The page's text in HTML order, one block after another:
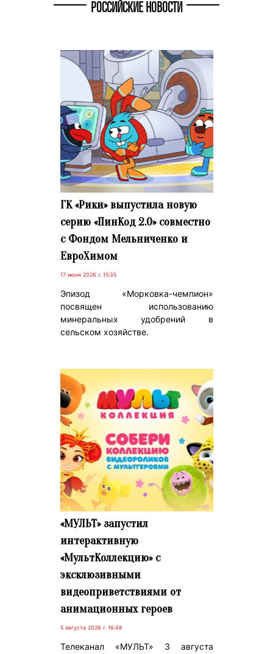
РОССИЙСКИЕ НОВОСТИ
ГК «Рики» выпустила новую
серию «ПинКод 2.0» совместно
с Фондом Мельниченко и
ЕвроХимом
17 июня 2026 г. 15:35
Эпизод «Морковка-чемпион»
посвящен использованию
минеральных удобрений в
сельском хозяйстве.
«МУЛЬТ» запустил
интерактивную
«МультКоллекцию» с
эксклюзивными
видеоприветствиями от
анимационных героев
5 августа 2026 г. 16:48
Телеканал «МУЛЬТ» 3 августа